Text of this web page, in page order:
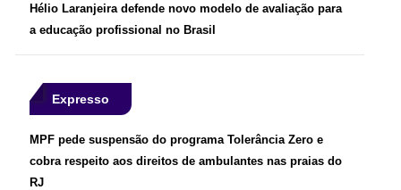
Hélio Laranjeira defende novo modelo de avaliação para
a educação profissional no Brasil
Expresso
MPF pede suspensão do programa Tolerância Zero e
cobra respeito aos direitos de ambulantes nas praias do
RJ